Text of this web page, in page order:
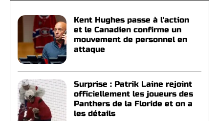
Kent Hughes passe à l'action
et le Canadien confirme un
mouvement de personnel en
attaque
Surprise : Patrik Laine rejoint
officiellement les joueurs des
Panthers de la Floride et on a
les détails